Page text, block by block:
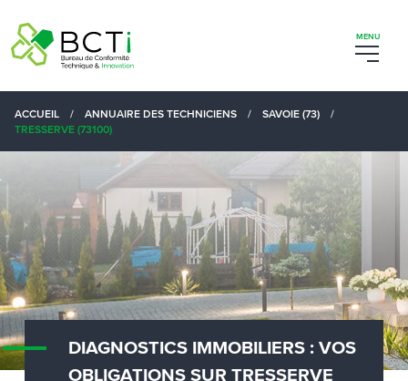
ACCUEIL / ANNUAIRE DES TECHNICIENS / SAVOIE (73)
/
TRESSERVE (73100)
DIAGNOSTICS IMMOBILIERS : VOS
OBLIGATIONS SUR TRESSERVE